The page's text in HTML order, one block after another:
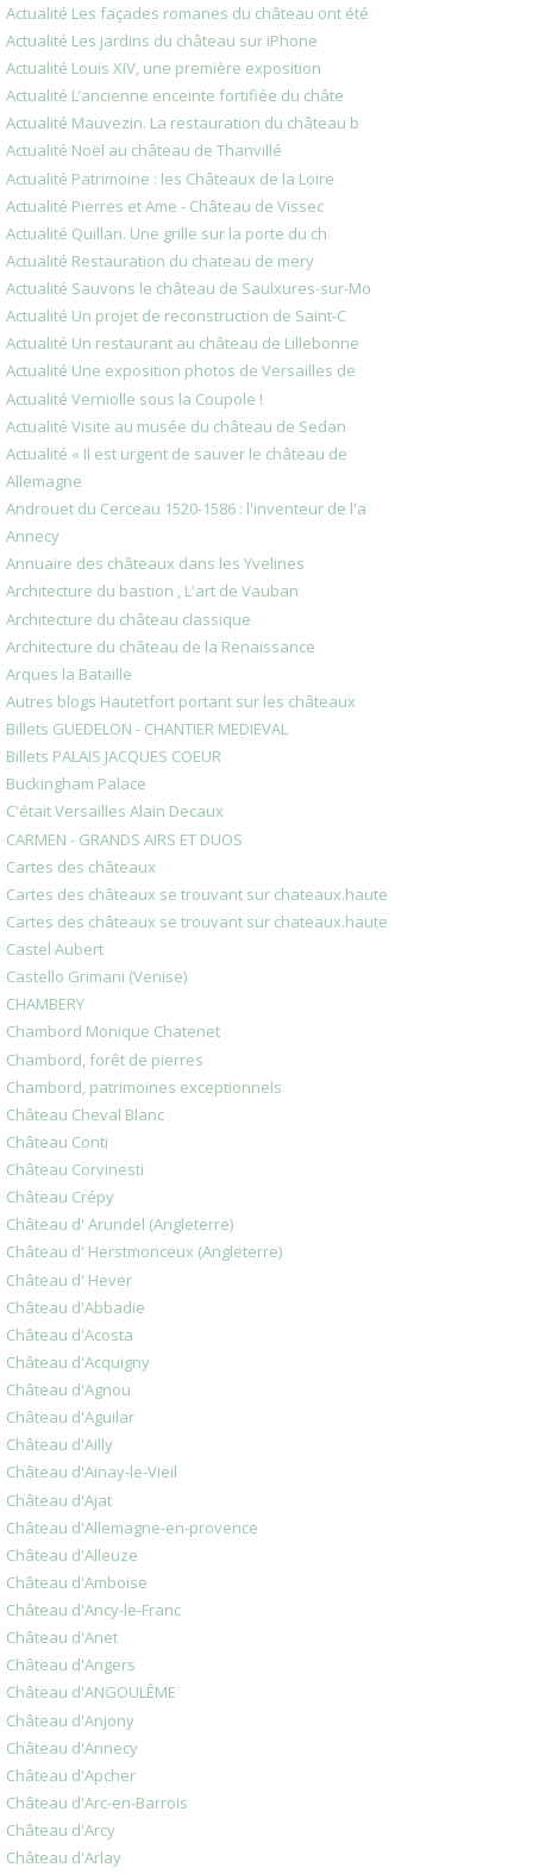
Actualité Les façades romanes du château ont été
Actualité Les jardins du château sur iPhone
Actualité Louis XIV, une première exposition
Actualité L’ancienne enceinte fortifiée du châte
Actualité Mauvezin. La restauration du château b
Actualité Noël au château de Thanvillé
Actualité Patrimoine : les Châteaux de la Loire
Actualité Pierres et Ame - Château de Vissec
Actualité Quillan. Une grille sur la porte du ch
Actualité Restauration du chateau de mery
Actualité Sauvons le château de Saulxures-sur-Mo
Actualité Un projet de reconstruction de Saint-C
Actualité Un restaurant au château de Lillebonne
Actualité Une exposition photos de Versailles de
Actualité Verniolle sous la Coupole !
Actualité Visite au musée du château de Sedan
Actualité « Il est urgent de sauver le château de
Allemagne
Androuet du Cerceau 1520-1586 : l'inventeur de l'a
Annecy
Annuaire des châteaux dans les Yvelines
Architecture du bastion , L'art de Vauban
Architecture du château classique
Architecture du château de la Renaissance
Arques la Bataille
Autres blogs Hautetfort portant sur les châteaux
Billets GUEDELON - CHANTIER MEDIEVAL
Billets PALAIS JACQUES COEUR
Buckingham Palace
C'était Versailles Alain Decaux
CARMEN - GRANDS AIRS ET DUOS
Cartes des châteaux
Cartes des châteaux se trouvant sur chateaux.haute
Cartes des châteaux se trouvant sur chateaux.haute
Castel Aubert
Castello Grimani (Venise)
CHAMBERY
Chambord Monique Chatenet
Chambord, forêt de pierres
Chambord, patrimoines exceptionnels
Château Cheval Blanc
Château Conti
Château Corvinesti
Château Crépy
Château d' Arundel (Angleterre)
Château d' Herstmonceux (Angleterre)
Château d' Hever
Château d'Abbadie
Château d'Acosta
Château d'Acquigny
Château d'Agnou
Château d'Aguilar
Château d'Ailly
Château d'Ainay-le-Vieil
Château d'Ajat
Château d'Allemagne-en-provence
Château d'Alleuze
Château d'Amboise
Château d'Ancy-le-Franc
Château d'Anet
Château d'Angers
Château d'ANGOULÊME
Château d'Anjony
Château d'Annecy
Château d'Apcher
Château d'Arc-en-Barrois
Château d'Arcy
Château d'Arlay